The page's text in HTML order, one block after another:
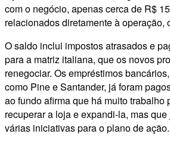
com o negócio, apenas cerca de R$
relacionados diretamente à operação,
O saldo inclui impostos atrasados e
para a matriz italiana, que os novos
renegociar. Os empréstimos
como Pine e Santander, já foram
ao fundo afirma que há muito trabalho
recuperar a loja e expandi-la, mas
várias iniciativas para o plano de ação.